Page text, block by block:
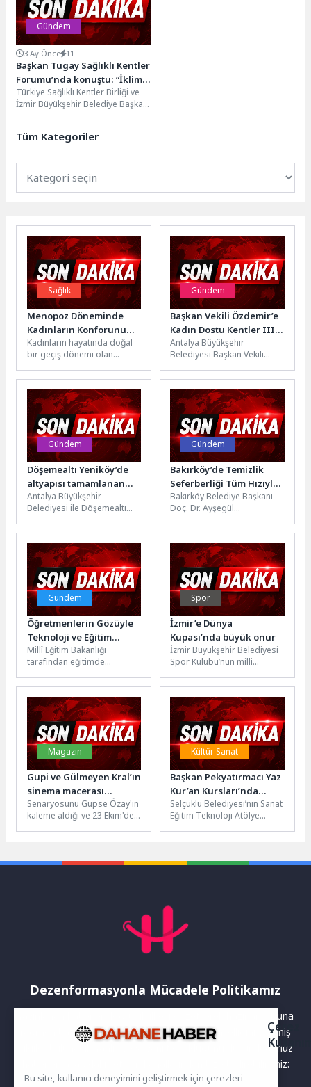
Gündem
3 Ay Önce 11
Başkan Tugay Sağlıklı Kentler
Forumu’nda konuştu: “İklim
hedefleri ancak kentlerde
somutlaşır”
Türkiye Sağlıklı Kentler Birliği ve
İzmir Büyükşehir Belediye Başkanı
Tüm Kategoriler
Sağlık
Menopoz Döneminde
Kadınların Konforunu
Artıran 7 Öneri
Kadınların hayatında doğal
bir geçiş dönemi olan
“katlanılması gereken” bir
süreç olarak...
Gündem
Başkan Vekili Özdemir’e
Kadın Dostu Kentler III
Programı heyetinden
ziyaret
Antalya Büyükşehir
Belediyesi Başkan Vekili
Kentler III Programı heyetini
kabul etti....
Gündem
Döşemealtı Yeniköy’de
altyapısı tamamlanan
yollar asfaltlanıyor
Antalya Büyükşehir
Belediyesi ile Döşemealtı
protokol kapsamında
Yeniköy Mahallesi’nde
Turgut Özal Caddesi...
Gündem
Bakırköy’de Temizlik
Seferberliği Tüm Hızıyla
Sürüyor
Bakırköy Belediye Başkanı
Doç. Dr. Ayşegül
gelmesinin ardından ilçede
başlatılan temizlik
seferberliği çalışmaları...
Gündem
Öğretmenlerin Gözüyle
Teknoloji ve Eğitim
Bölgesel Çalıştayları
Raporu Yayımlandı
Millî Eğitim Bakanlığı
tarafından eğitimde
konularında politika
geliştirmede rehberlik
yapması amacıyla
“Cumhuriyetin 100....
Spor
İzmir’e Dünya
Kupası’nda büyük onur
İzmir Büyükşehir Belediyesi
Spor Kulübü’nün milli
Bulgaristan’da düzenlenen
Artistik Cimnastik World
Challenge...
Magazin
Gupi ve Gülmeyen Kral’ın
sinema macerası
başlıyor
Senaryosunu Gupse Özay'ın
kaleme aldığı ve 23 Ekim'de
Kültür Sanat
Başkan Pekyatırmacı Yaz
Kur’an Kursları’nda
Çocuklarla Buluştu
Selçuklu Belediyesi’nin Sanat
Eğitim Teknoloji Atölye
Dezenformasyonla Mücadele Politikamız
Yayınlanan haberler doğruluk ilkesi gözetilerek hazırlanır. Buna
rağmen bazı içeriklerde eksik, hatalı veya güncelliğini yitirmiş
bilgiler bulunabilir.Yanlış veya yanıltıcı olduğunu düşündüğünüz
haberleri aşağıdaki iletişim kanallarından bize bildirebilirsiniz:
Çerez
Bu site, kullanıcı deneyimini geliştirmek için çerezleri